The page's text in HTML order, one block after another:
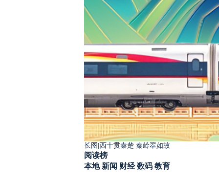
长图|西十贯秦楚 秦岭翠如故
阅读榜
本地 新闻 财经 数码 教育